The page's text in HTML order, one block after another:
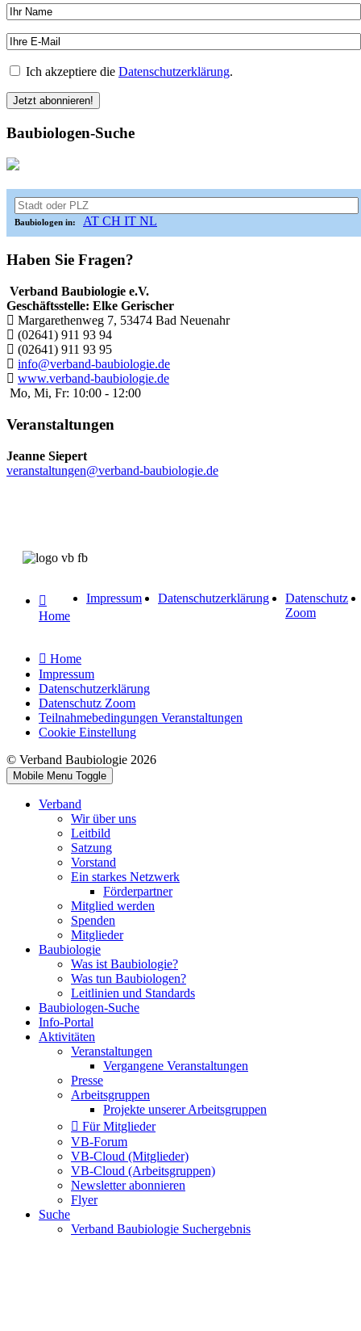
Ich akzeptiere die Datenschutzerklärung.
Baubiologen-Suche
Baubiologen in: AT CH IT NL
Haben Sie Fragen?
Verband Baubiologie e.V.
Geschäftsstelle: Elke Gerischer
Margarethenweg 7, 53474 Bad Neuenahr
(02641) 911 93 94
(02641) 911 93 95
info@verband-baubiologie.de
www.verband-baubiologie.de
Mo, Mi, Fr: 10:00 - 12:00
Veranstaltungen
Jeanne Siepert
veranstaltungen@verband-baubiologie.de
Home
Impressum Datenschutzerklärung
Datenschutz
Zoom
Home
Impressum
Datenschutzerklärung
Datenschutz Zoom
Teilnahmebedingungen Veranstaltungen
Cookie Einstellung
© Verband Baubiologie 2026
Mobile Menu Toggle
Verband
Wir über uns
Leitbild
Satzung
Vorstand
Ein starkes Netzwerk
Förderpartner
Mitglied werden
Spenden
Mitglieder
Baubiologie
Was ist Baubiologie?
Was tun Baubiologen?
Leitlinien und Standards
Baubiologen-Suche
Info-Portal
Aktivitäten
Veranstaltungen
Vergangene Veranstaltungen
Presse
Arbeitsgruppen
Projekte unserer Arbeitsgruppen
Für Mitglieder
VB-Forum
VB-Cloud (Mitglieder)
VB-Cloud (Arbeitsgruppen)
Newsletter abonnieren
Flyer
Suche
Verband Baubiologie Suchergebnis